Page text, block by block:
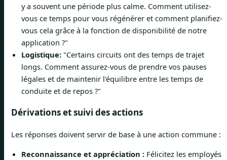
y a souvent une période plus calme. Comment utilisez-
vous ce temps pour vous régénérer et comment planifiez-
vous cela grâce à la fonction de disponibilité de notre
application ?"
Logistique: "Certains circuits ont des temps de trajet
longs. Comment assurez-vous de prendre vos pauses
légales et de maintenir l'équilibre entre les temps de
conduite et de repos ?"
Dérivations et suivi des actions
Les réponses doivent servir de base à une action commune :
Reconnaissance et appréciation : Félicitez les employés